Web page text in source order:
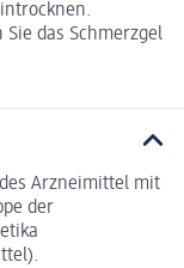
das Schmerzgel
Arzneimittel mit
der